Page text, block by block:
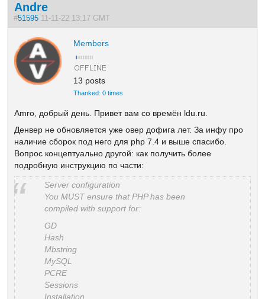
Andre
#51595 11-11-22 13:17 GMT
Members
13 posts
Thanked: 0 times
Amro, добрый день. Привет вам со времён ldu.ru.
Денвер не обновляется уже овер дофига лет. За инфу про
наличие сборок под него для php 7.4 и выше спасибо.
Вопрос концептуально другой: как получить более
подробную инструкцию по части:
Server configuration
You MUST ensure that PHP has been
compiled with support for:
GD
Hash
Mbstring
MySQL
PCRE
Sessions
Installation